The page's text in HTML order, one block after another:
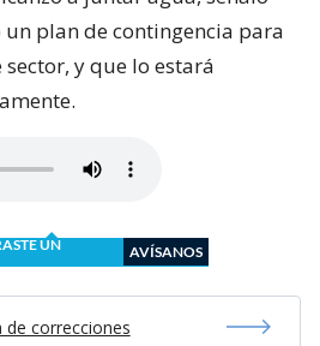
plan de contingencia para
y que lo estará
UN
AVÍSANOS
de correcciones